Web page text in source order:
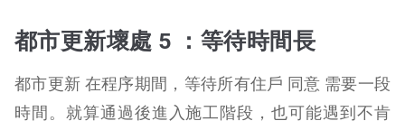
都市更新壞處 5 ： 等待時間長
都市更新 在程序期間，等待所有住戶 同意 需要一段
時間。就算通過後進入施工階段，也可能遇到不肯